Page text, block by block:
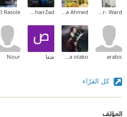
arabic صَفا Nour
كل القرّاء
المؤلف